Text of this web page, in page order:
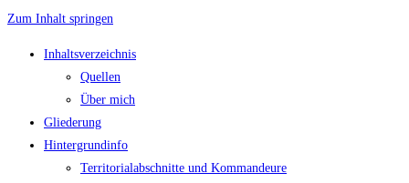
Zum Inhalt springen
Inhaltsverzeichnis
Quellen
Über mich
Gliederung
Hintergrundinfo
Territorialabschnitte und Kommandeure